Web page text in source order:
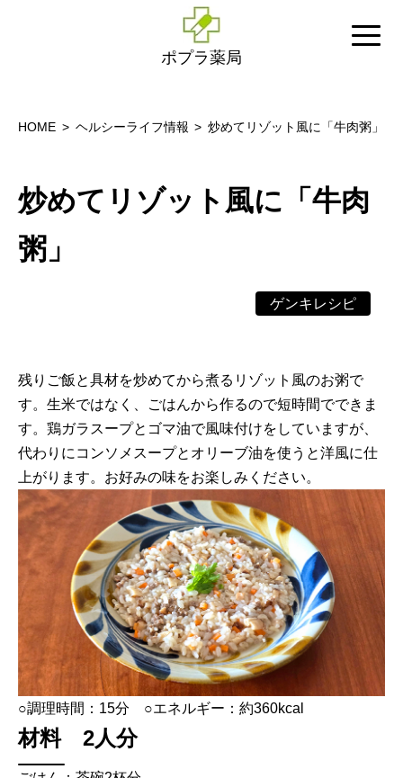
ポプラ薬局
HOME ヘルシーライフ情報 炒めてリゾット風に「牛肉粥」
炒めてリゾット風に「牛肉
粥」
ゲンキレシピ
残りご飯と具材を炒めてから煮るリゾット風のお粥で
す。生米ではなく、ごはんから作るので短時間でできま
す。鶏ガラスープとゴマ油で風味付けをしていますが、
代わりにコンソメスープとオリーブ油を使うと洋風に仕
上がります。お好みの味をお楽しみください。
○調理時間：15分 ○エネルギー：約360kcal
材料 2人分